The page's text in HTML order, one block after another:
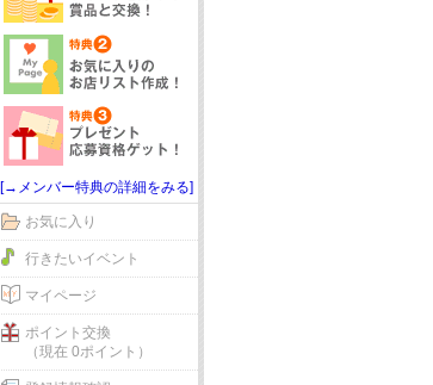
[→メンバー特典の詳細をみる]
お気に入り
行きたいイベント
マイページ
ポイント交換
（現在 0ポイント）